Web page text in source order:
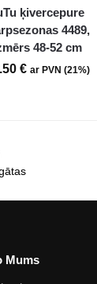
ķivercepure
4489,
48-52 cm
€ ar PVN (21%)
Mums